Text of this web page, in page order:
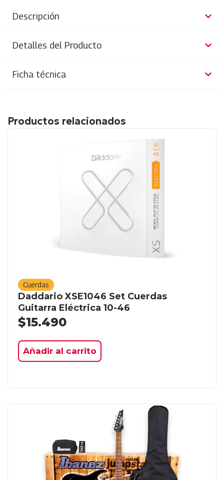
Descripción
Detalles del Producto
Ficha técnica
Productos relacionados
Cuerdas
Daddario XSE1046 Set Cuerdas
Guitarra Eléctrica 10-46
$15.490
Añadir al carrito